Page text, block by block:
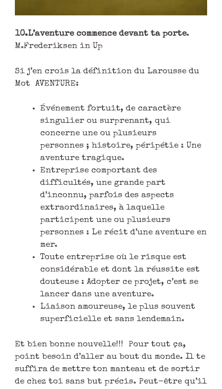
10.L’aventure commence devant ta porte.
M.Frederiksen in Up
Si j’en crois la définition du Larousse du
Mot AVENTURE:
Événement fortuit, de caractère
singulier ou surprenant, qui
concerne une ou plusieurs
personnes ; histoire, péripétie : Une
aventure tragique.
Entreprise comportant des
difficultés, une grande part
d’inconnu, parfois des aspects
extraordinaires, à laquelle
participent une ou plusieurs
personnes : Le récit d’une aventure en
mer.
Toute entreprise où le risque est
considérable et dont la réussite est
douteuse : Adopter ce projet, c’est se
lancer dans une aventure.
Liaison amoureuse, le plus souvent
superficielle et sans lendemain.
Et bien bonne nouvelle!!! Pour tout ça,
point besoin d’aller au bout du monde. Il te
suffira de mettre ton manteau et de sortir
de chez toi sans but précis. Peut-être qu’il